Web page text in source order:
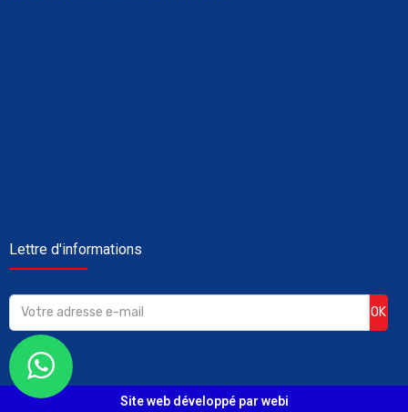
Lettre d'informations
OK
Site web développé par webi